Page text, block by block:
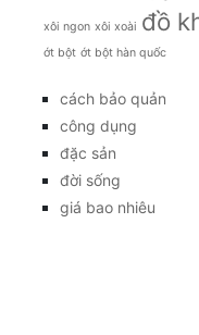
xôi ngon xôi xoài đồ
ớt bột ớt bột hàn quốc
cách bảo quản
công dụng
đặc sản
đời sống
giá bao nhiêu